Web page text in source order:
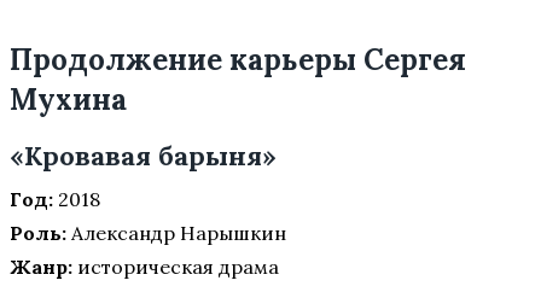
Продолжение карьеры Сергея
Мухина
«Кровавая барыня»
Год: 2018
Роль: Александр Нарышкин
Жанр: историческая драма